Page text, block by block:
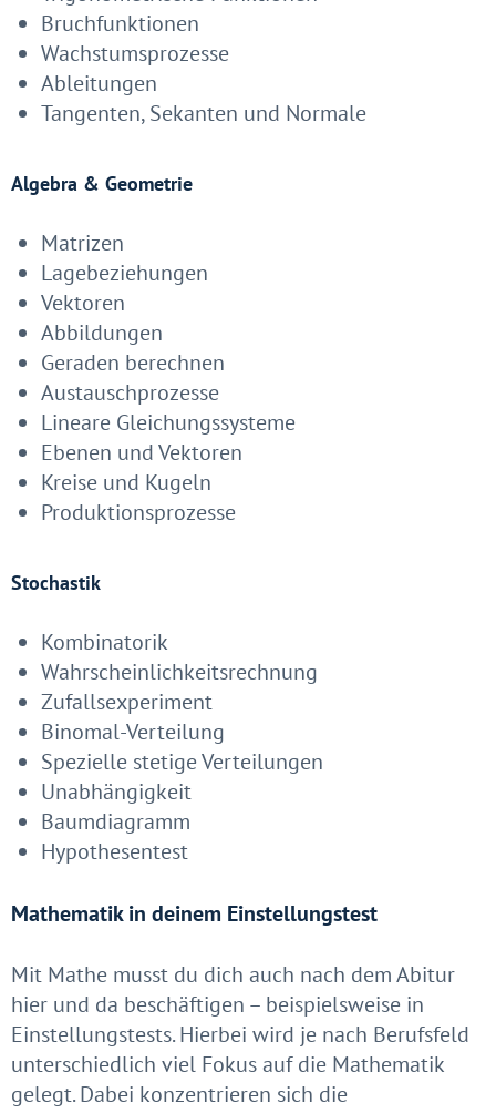
Bruchfunktionen
Wachstumsprozesse
Ableitungen
Tangenten, Sekanten und Normale
Algebra & Geometrie
Matrizen
Lagebeziehungen
Vektoren
Abbildungen
Geraden berechnen
Austauschprozesse
Lineare Gleichungssysteme
Ebenen und Vektoren
Kreise und Kugeln
Produktionsprozesse
Stochastik
Kombinatorik
Wahrscheinlichkeitsrechnung
Zufallsexperiment
Binomal-Verteilung
Spezielle stetige Verteilungen
Unabhängigkeit
Baumdiagramm
Hypothesentest
Mathematik in deinem Einstellungstest
Mit Mathe musst du dich auch nach dem Abitur
hier und da beschäftigen – beispielsweise in
Einstellungstests. Hierbei wird je nach Berufsfeld
unterschiedlich viel Fokus auf die Mathematik
gelegt. Dabei konzentrieren sich die